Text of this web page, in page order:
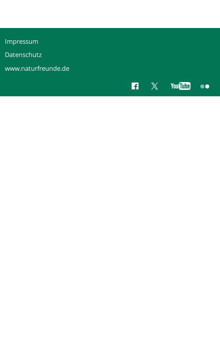
Impressum
Datenschutz
www.naturfreunde.de